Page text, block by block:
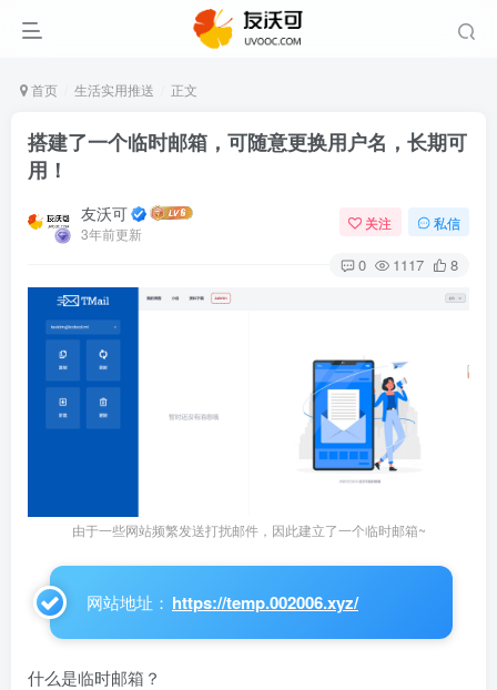
首页 生活实用推送 正文
搭建了一个临时邮箱，可随意更换用户名，长期可
用！
友沃可
3年前更新
关注 私信
0 1117 8
由于一些网站频繁发送打扰邮件，因此建立了一个临时邮箱~
网站地址： https://temp.002006.xyz/
什么是临时邮箱？